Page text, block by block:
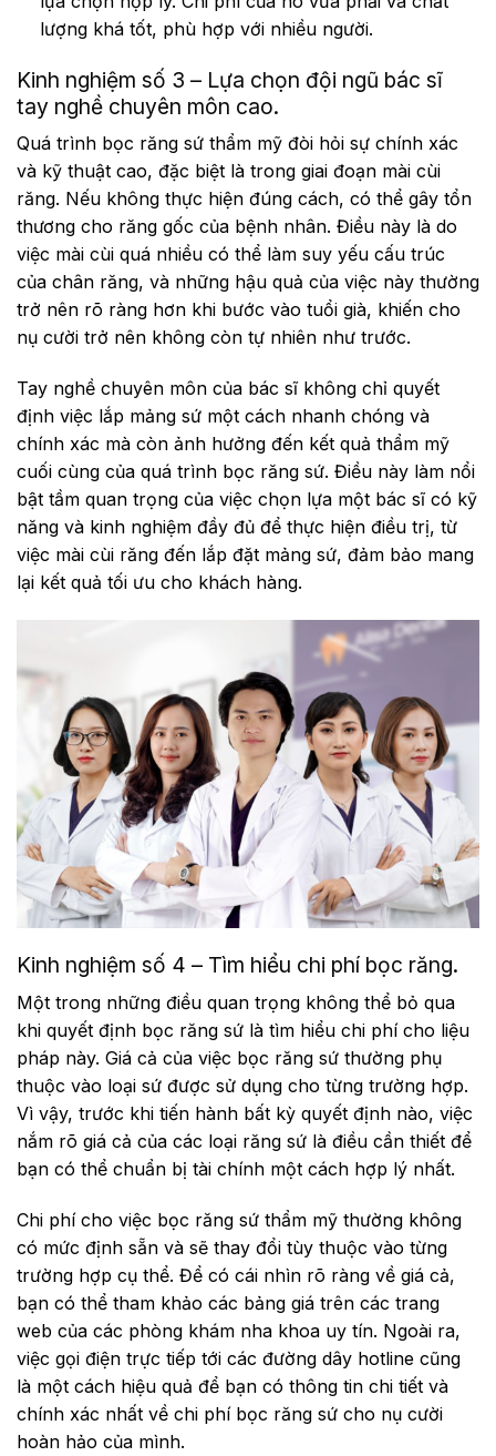
lượng khá tốt, phù hợp với nhiều người.
Kinh nghiệm số 3 – Lựa chọn đội ngũ bác sĩ
tay nghề chuyên môn cao.
Quá trình bọc răng sứ thẩm mỹ đòi hỏi sự chính xác
và kỹ thuật cao, đặc biệt là trong giai đoạn mài cùi
răng. Nếu không thực hiện đúng cách, có thể gây tổn
thương cho răng gốc của bệnh nhân. Điều này là do
việc mài cùi quá nhiều có thể làm suy yếu cấu trúc
của chân răng, và những hậu quả của việc này thường
trở nên rõ ràng hơn khi bước vào tuổi già, khiến cho
nụ cười trở nên không còn tự nhiên như trước.
Tay nghề chuyên môn của bác sĩ không chỉ quyết
định việc lắp mảng sứ một cách nhanh chóng và
chính xác mà còn ảnh hưởng đến kết quả thẩm mỹ
cuối cùng của quá trình bọc răng sứ. Điều này làm nổi
bật tầm quan trọng của việc chọn lựa một bác sĩ có kỹ
năng và kinh nghiệm đầy đủ để thực hiện điều trị, từ
việc mài cùi răng đến lắp đặt mảng sứ, đảm bảo mang
lại kết quả tối ưu cho khách hàng.
Kinh nghiệm số 4 – Tìm hiểu chi phí bọc răng.
Một trong những điều quan trọng không thể bỏ qua
khi quyết định bọc răng sứ là tìm hiểu chi phí cho liệu
pháp này. Giá cả của việc bọc răng sứ thường phụ
thuộc vào loại sứ được sử dụng cho từng trường hợp.
Vì vậy, trước khi tiến hành bất kỳ quyết định nào, việc
nắm rõ giá cả của các loại răng sứ là điều cần thiết để
bạn có thể chuẩn bị tài chính một cách hợp lý nhất.
Chi phí cho việc bọc răng sứ thẩm mỹ thường không
có mức định sẵn và sẽ thay đổi tùy thuộc vào từng
trường hợp cụ thể. Để có cái nhìn rõ ràng về giá cả,
bạn có thể tham khảo các bảng giá trên các trang
web của các phòng khám nha khoa uy tín. Ngoài ra,
việc gọi điện trực tiếp tới các đường dây hotline cũng
là một cách hiệu quả để bạn có thông tin chi tiết và
chính xác nhất về chi phí bọc răng sứ cho nụ cười
hoàn hảo của mình.